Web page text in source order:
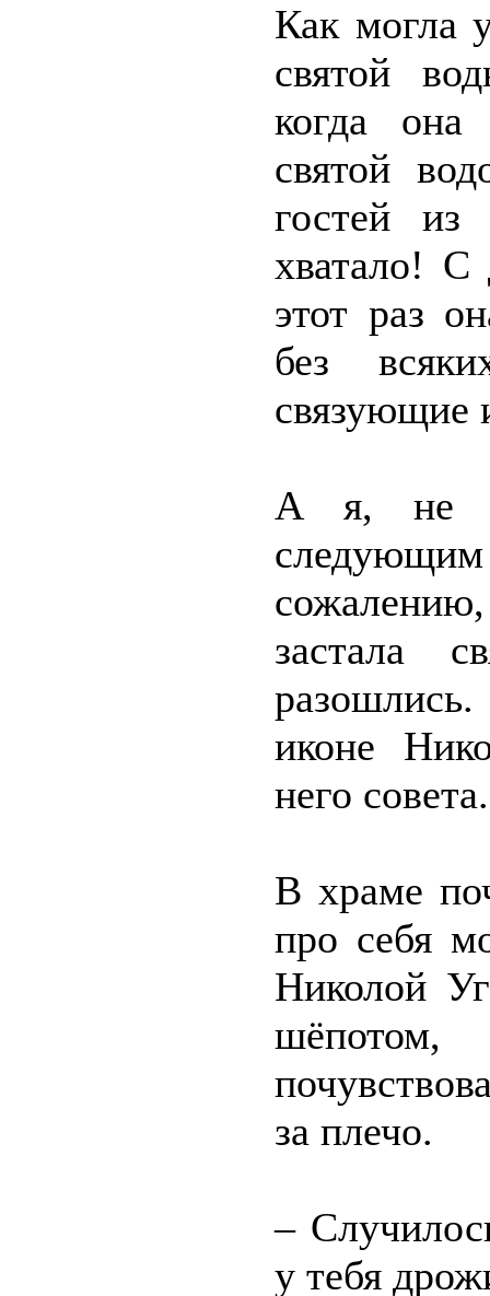
Как могла
святой
когда она
святой
гостей из
хватало! С
этот раз
без
связующие
А я, не
застала
иконе
него совета.
В храме
про себя
Николой
за плечо.
–
у тебя